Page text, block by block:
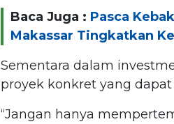
Baca Juga : Pasca
Makassar Tingkatkan
Sementara dalam
proyek konkret yang
“Jangan hanya